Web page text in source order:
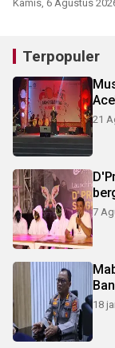
Kamis, 6 Agustus
Terpopuler
21
7
18